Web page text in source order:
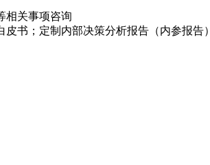
相关事项咨询
书；定制内部决策分析报告（内参报告）